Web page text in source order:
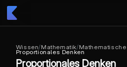
Wissen/Mathematik/
Proportionales Denken
Proportionales Denken